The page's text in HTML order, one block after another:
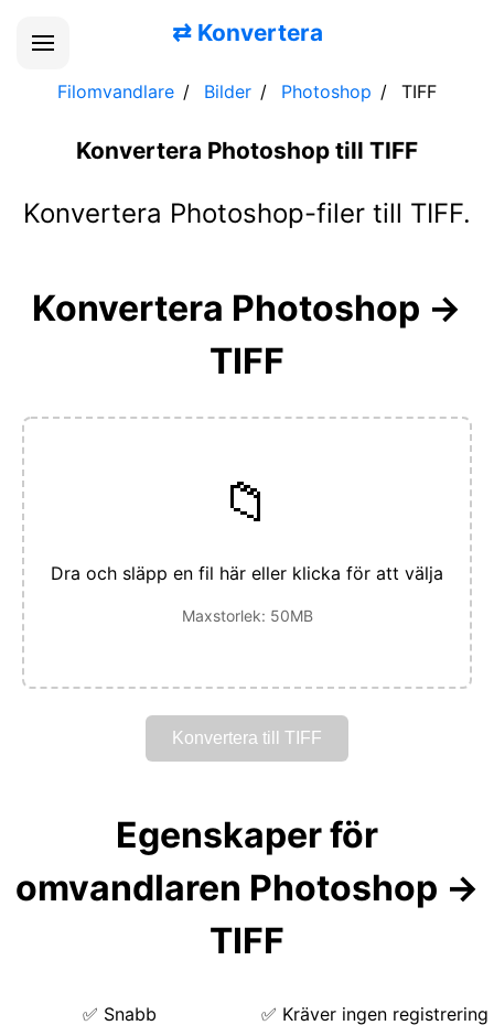
⇄ Konvertera
Filomvandlare Bilder Photoshop TIFF
Konvertera Photoshop till TIFF
Konvertera Photoshop-filer till TIFF.
Konvertera Photoshop →
TIFF
📁
Dra och släpp en fil här eller klicka för att välja
Maxstorlek: 50MB
Konvertera till TIFF
Egenskaper för
omvandlaren Photoshop →
TIFF
✅ Snabb
✅ Kräver ingen registrering